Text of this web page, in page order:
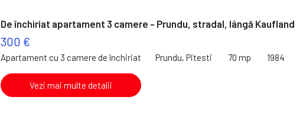
De închiriat apartament 3 camere - Prundu, stradal, lângă Kaufland
300 €
Apartament cu 3 camere de închiriat Prundu, Pitesti 70 mp 1984
Vezi mai multe detalii